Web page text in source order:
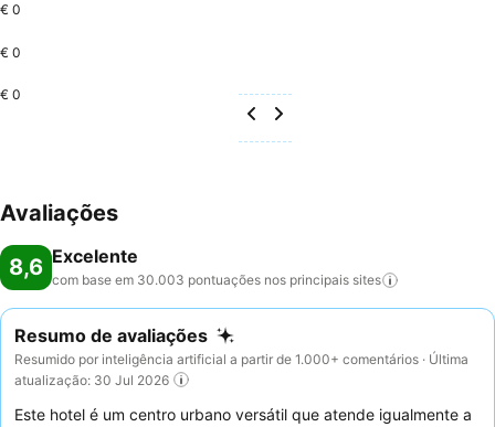
€ 0
€ 0
€ 0
Avaliações
8,6 Excelente
com base em 30.003 pontuações nos principais sites
Resumo de avaliações
Resumido por inteligência artificial a partir de 1.000+ comentários · Última
atualização: 30 Jul 2026
Este hotel é um centro urbano versátil que atende igualmente a